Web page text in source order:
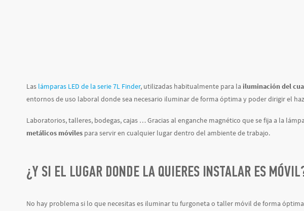
Las lámparas LED de la serie 7L Finder, utilizadas habitualmente para la iluminación del
entornos de uso laboral donde sea necesario iluminar de forma óptima y poder dirigir el
Laboratorios, talleres, bodegas, cajas … Gracias al enganche magnético que se fija a la
metálicos móviles para servir en cualquier lugar dentro del ambiente de trabajo.
¿Y SI EL LUGAR DONDE LA QUIERES INSTALAR ES
No hay problema si lo que necesitas es iluminar tu furgoneta o taller móvil de forma